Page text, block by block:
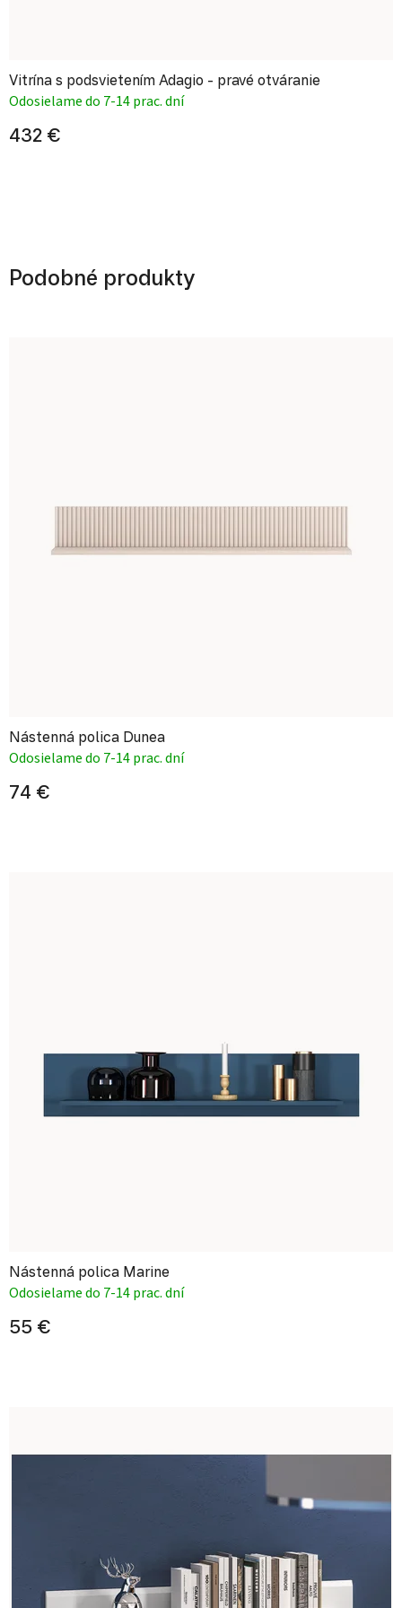
Vitrína s podsvietením Adagio - pravé otváranie
Odosielame do 7-14 prac. dní
432 €
Podobné produkty
Nástenná polica Dunea
Odosielame do 7-14 prac. dní
74 €
Nástenná polica Marine
Odosielame do 7-14 prac. dní
55 €